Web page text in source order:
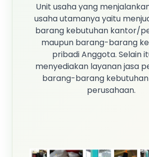
Unit usaha yang
usaha utamanya yaitu
barang kebutuhan kantor/
maupun barang-barang
pribadi Anggota. Selain
menyediakan layanan jasa
barang-barang
perusahaan.